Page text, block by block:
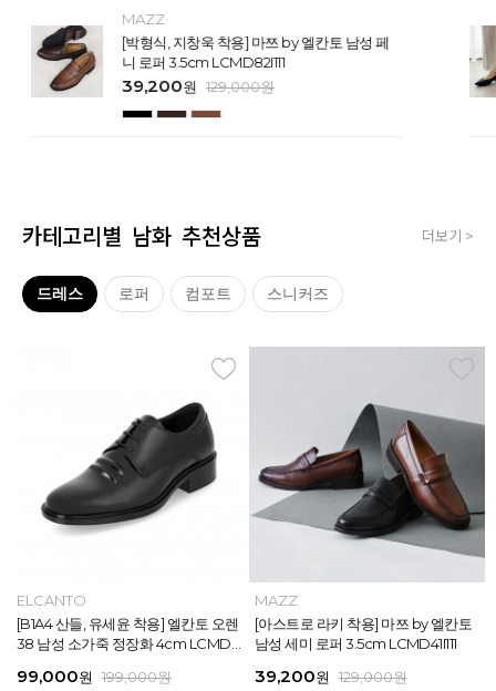
MAZZ
[박형식, 지창욱 착용] 마쯔 by 엘칸토 남성 페
니 로퍼 3.5cm LCMD82I111
39,200원 129,000원
카테고리별 남화 추천상품 더보기 >
드레스 로퍼 컴포트 스니커즈
MAZZ
마쯔 by 엘칸토 남성 데이엔 스니커즈
3.5cm LCMS20M413
71,400원 189,000원
INTENSE
[아스트로 엠제이 착용] 인텐스 by 엘
칸토 남성 클래식 스니커즈 3cm LC
45,900원 129,000원
ELCANTO
[B1A4 산들, 유세윤 착용] 엘칸토 오렌
38 남성 소가죽 정장화 4cm LCMD3
99,000원 199,000원
MAZZ
[아스트로 라키 착용] 마쯔 by 엘칸토
남성 세미 로퍼 3.5cm LCMD41I111
39,200원 129,000원
MAZZ
[박형식, 지창욱 착용] 마쯔 by 엘칸토
남성 페니 로퍼 3.5cm LCMD82I111
39,200원 129,000원
MAZZ
[안보현 착용] 마쯔 by 엘칸토 남성 캐
쥬얼 플렉시블 로퍼 2cm LCMC93M
38,250원 159,000원
MAZZ
마쯔 by 엘칸토 남성 데일리 컴포트화
4cm LCMF95M111
38,250원 129,000원
MAZZ
마쯔 by 엘칸토 남성 캐주얼 더비 슈
즈 2.4cm LCMC21M326
38,250원 129,000원
MAZZ
마쯔 by 엘칸토 남성 데이엔 스니커즈
3.5cm LCMS20M413
71,400원 189,000원
INTENSE
[아스트로 엠제이 착용] 인텐스 by 엘
칸토 남성 클래식 스니커즈 3cm LC
45,900원 129,000원
ELCANTO
[B1A4 산들, 유세윤 착용] 엘칸토 오렌
38 남성 소가죽 정장화 4cm LCMD3
99,000원 199,000원
MAZZ
[아스트로 라키 착용] 마쯔 by 엘칸토
남성 세미 로퍼 3.5cm LCMD41I111
39,200원 129,000원